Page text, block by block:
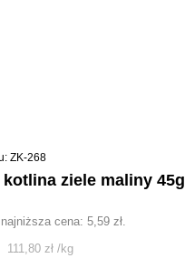
ZK-268
kotlina ziele maliny 45g
najniższa cena:5,59zł.
111,80zł /kg